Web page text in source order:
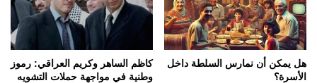
هل يمكن أن نمارس السلطة داخل
الأسرة؟
كاظم الساهر وكريم العراقي: رموز
وطنية في مواجهة حملات التشويه